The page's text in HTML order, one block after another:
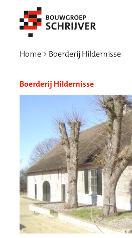
Werken bij
Home Boerderij Hildernisse
Boerderij Hildernisse